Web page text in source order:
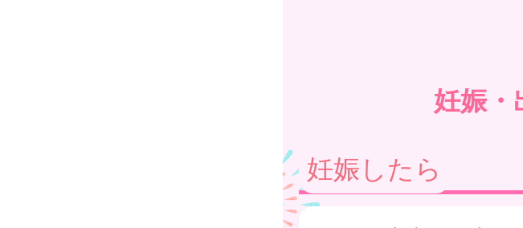
妊娠・
妊娠したら